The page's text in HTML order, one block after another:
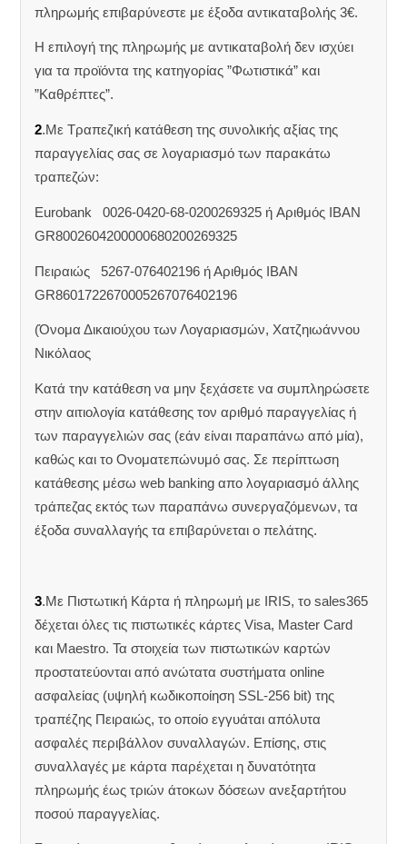
πληρωμής επιβαρύνεστε με έξοδα αντικαταβολής 3€.
Η επιλογή της πληρωμής με αντικαταβολή δεν ισχύει
για τα προϊόντα της κατηγορίας ”Φωτιστικά” και
”Καθρέπτες”.
2.Με Τραπεζική κατάθεση της συνολικής αξίας της
παραγγελίας σας σε λογαριασμό των παρακάτω
τραπεζών:
Eurobank 0026-0420-68-0200269325 ή Aριθμός IBAN
GR8002604200000680200269325
Πειραιώς 5267-076402196 ή Αριθμός IBAN
GR8601722670005267076402196
(Όνομα Δικαιούχου των Λογαριασμών, Χατζηιωάννου
Νικόλαος
Κατά την κατάθεση να μην ξεχάσετε να συμπληρώσετε
στην αιτιολογία κατάθεσης τον αριθμό παραγγελίας ή
των παραγγελιών σας (εάν είναι παραπάνω από μία),
καθώς και το Ονοματεπώνυμό σας. Σε περίπτωση
κατάθεσης μέσω web banking απο λογαριασμό άλλης
τράπεζας εκτός των παραπάνω συνεργαζόμενων, τα
έξοδα συναλλαγής τα επιβαρύνεται ο πελάτης.
3.Με Πιστωτική Κάρτα ή πληρωμή με IRIS, το sales365
δέχεται όλες τις πιστωτικές κάρτες Visa, Master Card
και Maestro. Τα στοιχεία των πιστωτικών καρτών
προστατεύονται από ανώτατα συστήματα online
ασφαλείας (υψηλή κωδικοποίηση SSL-256 bit) της
τραπέζης Πειραιώς, το οποίο εγγυάται απόλυτα
ασφαλές περιβάλλον συναλλαγών. Επίσης, στις
συναλλαγές με κάρτα παρέχεται η δυνατότητα
πληρωμής έως τριών άτοκων δόσεων ανεξαρτήτου
ποσού παραγγελίας.